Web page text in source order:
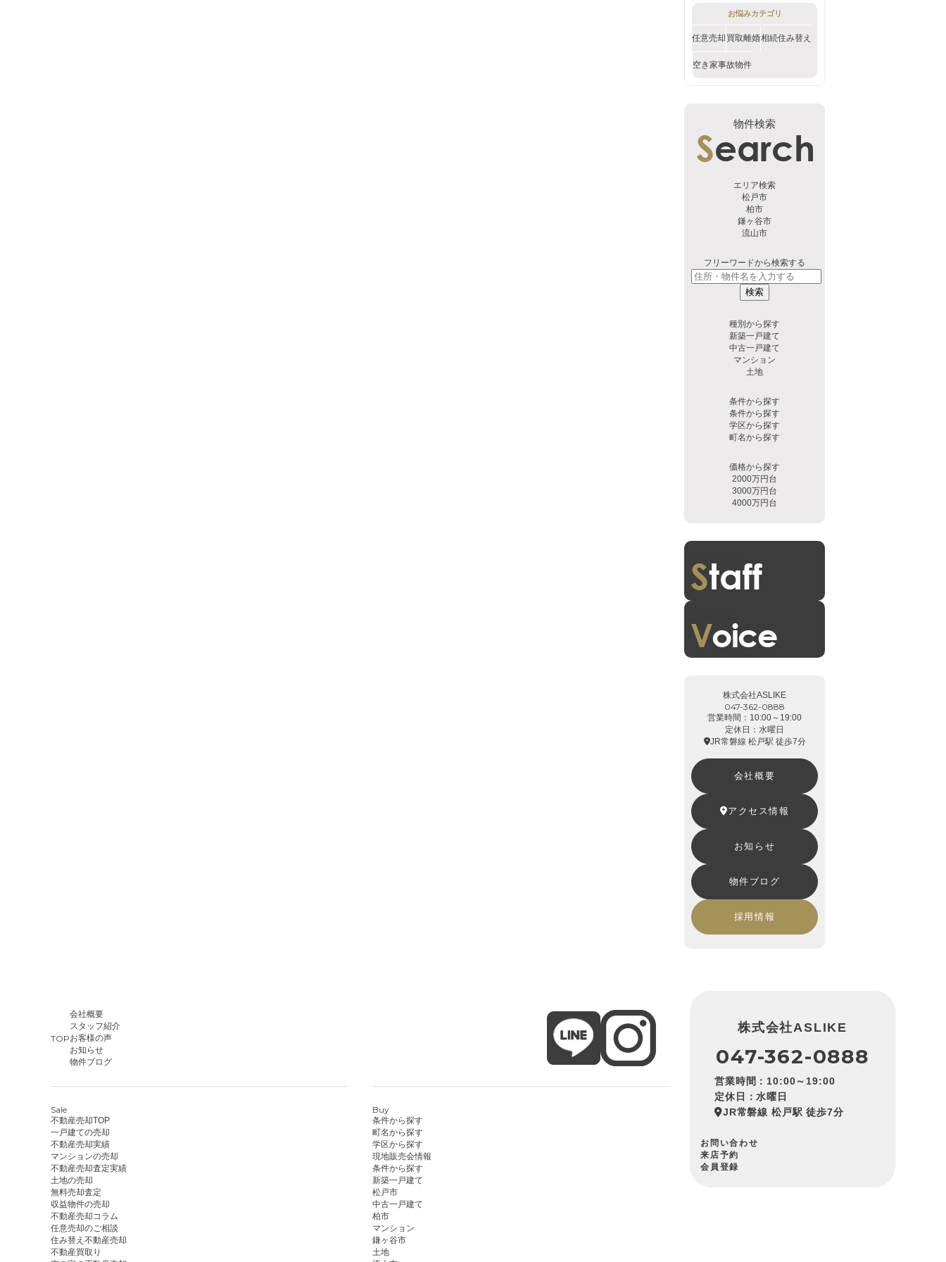
お悩みカテゴリ
任意売却 買取離婚相続住み替え
空き家事故物件
物件検索
エリア検索
松戸市
柏市
鎌ヶ谷市
流山市
フリーワードから検索する
検索
種別から探す
新築一戸建て
中古一戸建て
マンション
土地
条件から探す
条件から探す
学区から探す
町名から探す
価格から探す
2000万円台
3000万円台
4000万円台
株式会社ASLIKE
047-362-0888
営業時間：10:00～19:00
定休日：水曜日
JR常磐線 松戸駅 徒歩7分
会社概要
アクセス情報
お知らせ
物件ブログ
採用情報
TOP
会社概要
スタッフ紹介
お客様の声
お知らせ
物件ブログ
Sale
不動産売却TOP
一戸建ての売却
不動産売却実績
マンションの売却
不動産売却査定実績
土地の売却
無料売却査定
収益物件の売却
不動産売却コラム
任意売却のご相談
住み替え不動産売却
不動産買取り
Buy
条件から探す
町名から探す
学区から探す
現地販売会情報
条件から探す
新築一戸建て
松戸市
中古一戸建て
柏市
マンション
鎌ヶ谷市
土地
株式会社ASLIKE
047-362-0888
営業時間：10:00～19:00
定休日：水曜日
JR常磐線 松戸駅 徒歩7分
お問い合わせ
来店予約
会員登録